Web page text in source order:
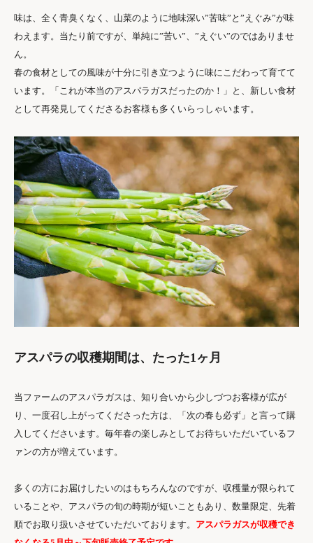
味は、全く青臭くなく、山菜のように地味深い”苦味”と”えぐみ”が味
わえます。当たり前ですが、単純に”苦い”、”えぐい”のではありませ
ん。
春の食材としての風味が十分に引き立つように味にこだわって育てて
います。「これが本当のアスパラガスだったのか！」と、新しい食材
として再発見してくださるお客様も多くいらっしゃいます。
アスパラの収穫期間は、たった1ヶ月
当ファームのアスパラガスは、知り合いから少しづつお客様が広が
り、一度召し上がってくださった方は、「次の春も必ず」と言って購
入してくださいます。毎年春の楽しみとしてお待ちいただいているフ
ァンの方が増えています。
多くの方にお届けしたいのはもちろんなのですが、収穫量が限られて
いることや、アスパラの旬の時期が短いこともあり、数量限定、先着
順でお取り扱いさせていただいております。 アスパラガスが収穫でき